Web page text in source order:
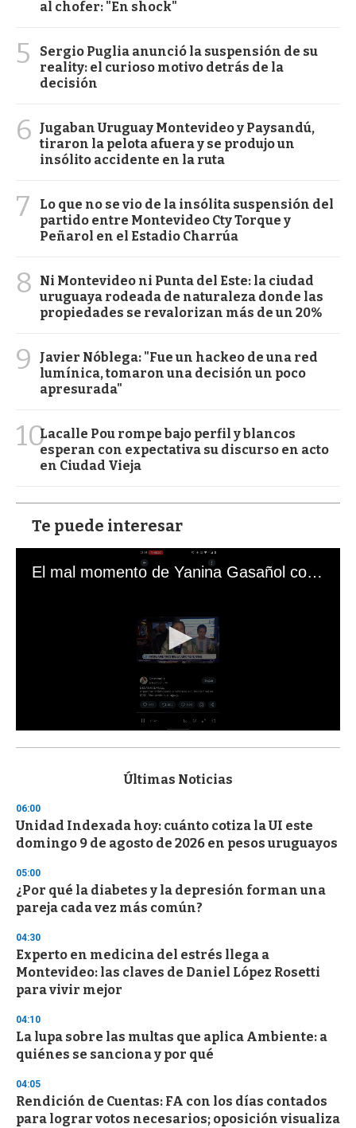
al chofer: "En shock"
5
Sergio Puglia anunció la suspensión de su
reality: el curioso motivo detrás de la
decisión
6
Jugaban Uruguay Montevideo y Paysandú,
tiraron la pelota afuera y se produjo un
insólito accidente en la ruta
7
Lo que no se vio de la insólita suspensión del
partido entre Montevideo Cty Torque y
Peñarol en el Estadio Charrúa
8
Ni Montevideo ni Punta del Este: la ciudad
uruguaya rodeada de naturaleza donde las
propiedades se revalorizan más de un 20%
9
Javier Nóblega: "Fue un hackeo de una red
lumínica, tomaron una decisión un poco
apresurada"
10Lacalle Pou rompe bajo perfil y blancos
esperan con expectativa su discurso en acto
en Ciudad Vieja
Te puede interesar
El mal momento de Yanina Gasañol con un hincha argentino en "Subrayado"
s
d
s
o
f
3
s
e
c
n
d
s
Últimas Noticias
06:00
Unidad Indexada hoy: cuánto cotiza la UI este
domingo 9 de agosto de 2026 en pesos uruguayos
05:00
¿Por qué la diabetes y la depresión forman una
pareja cada vez más común?
04:30
Experto en medicina del estrés llega a
Montevideo: las claves de Daniel López Rosetti
para vivir mejor
04:10
La lupa sobre las multas que aplica Ambiente: a
quiénes se sanciona y por qué
04:05
Rendición de Cuentas: FA con los días contados
para lograr votos necesarios; oposición visualiza